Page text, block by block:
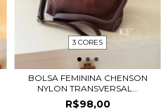
3 CORES
BOLSA FEMININA CHENSON
NYLON TRANSVERSAL...
R$98,00